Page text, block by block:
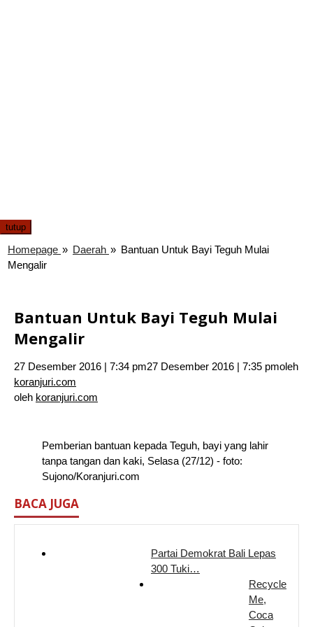
tutup
Homepage » Daerah » Bantuan Untuk Bayi Teguh Mulai
Mengalir
Bantuan Untuk Bayi Teguh Mulai
Mengalir
27 Desember 2016 | 7:34 pm27 Desember 2016 | 7:35 pmoleh
koranjuri.com
oleh koranjuri.com
Pemberian bantuan kepada Teguh, bayi yang lahir
tanpa tangan dan kaki, Selasa (27/12) - foto:
Sujono/Koranjuri.com
BACA JUGA
Partai Demokrat Bali Lepas
300 Tuki…
Recycle
Me,
Coca